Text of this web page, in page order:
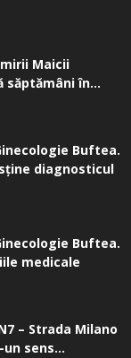
Maicii
săptămâni în...
Buftea.
diagnosticul
Buftea.
medicale
– Strada Milano
sens...